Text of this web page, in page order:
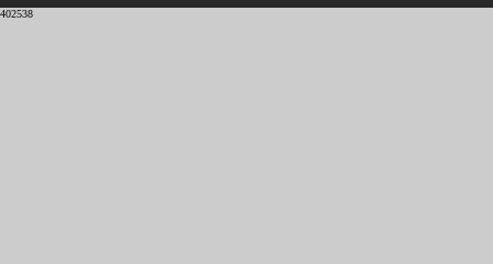
402538